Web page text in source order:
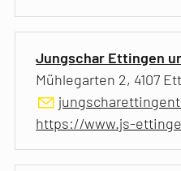
Jungschar Ettingen
Mühlegarten 2, 4107
https://www.js-